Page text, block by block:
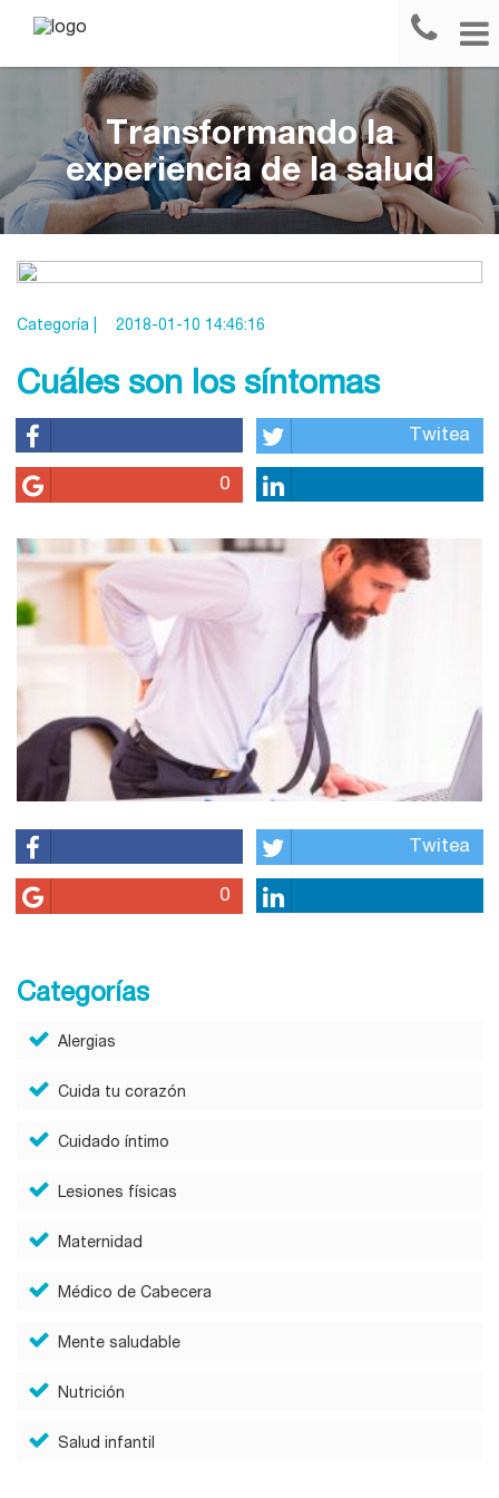
Transformando la
experiencia de la salud
Categoría | 2018-01-10 14:46:16
Cuáles son los síntomas
Twitea
0
Twitea
0
Categorías
Alergias
Cuida tu corazón
Cuidado íntimo
Lesiones físicas
Maternidad
Médico de Cabecera
Mente saludable
Nutrición
Salud infantil